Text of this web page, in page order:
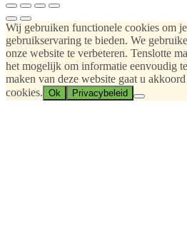
Wij gebruiken functionele cookies om
gebruikservaring te bieden. We
onze website te verbeteren. Tenslotte
het mogelijk om informatie eenvoudig
maken van deze website gaat u
cookies. Ok Privacybeleid